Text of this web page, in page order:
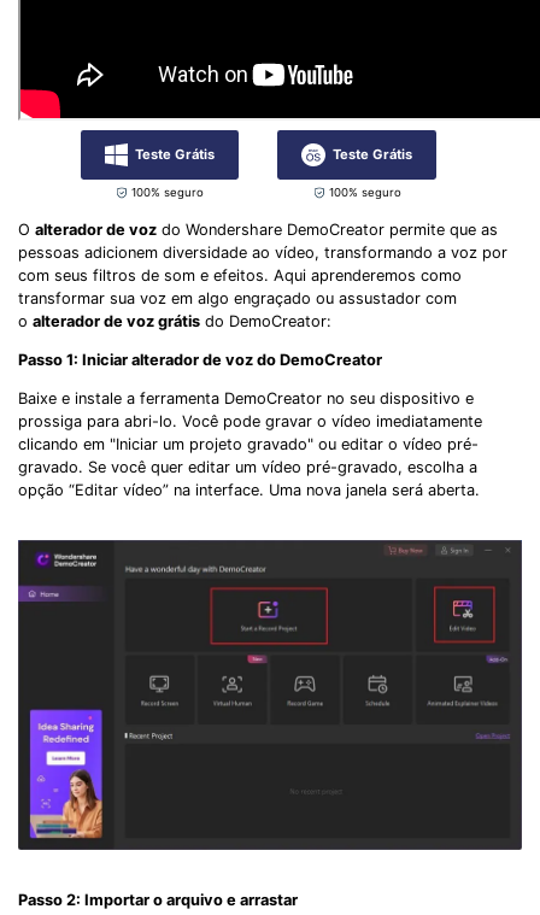
Teste Grátis
100% seguro
Teste Grátis
100% seguro
O alterador de voz do Wondershare DemoCreator permite que as
pessoas adicionem diversidade ao vídeo, transformando a voz por
com seus filtros de som e efeitos. Aqui aprenderemos como
transformar sua voz em algo engraçado ou assustador com
o alterador de voz grátis do DemoCreator:
Passo 1: Iniciar alterador de voz do DemoCreator
Baixe e instale a ferramenta DemoCreator no seu dispositivo e
prossiga para abri-lo. Você pode gravar o vídeo imediatamente
clicando em "Iniciar um projeto gravado" ou editar o vídeo pré-
gravado. Se você quer editar um vídeo pré-gravado, escolha a
opção “Editar vídeo” na interface. Uma nova janela será aberta.
Passo 2: Importar o arquivo e arrastar